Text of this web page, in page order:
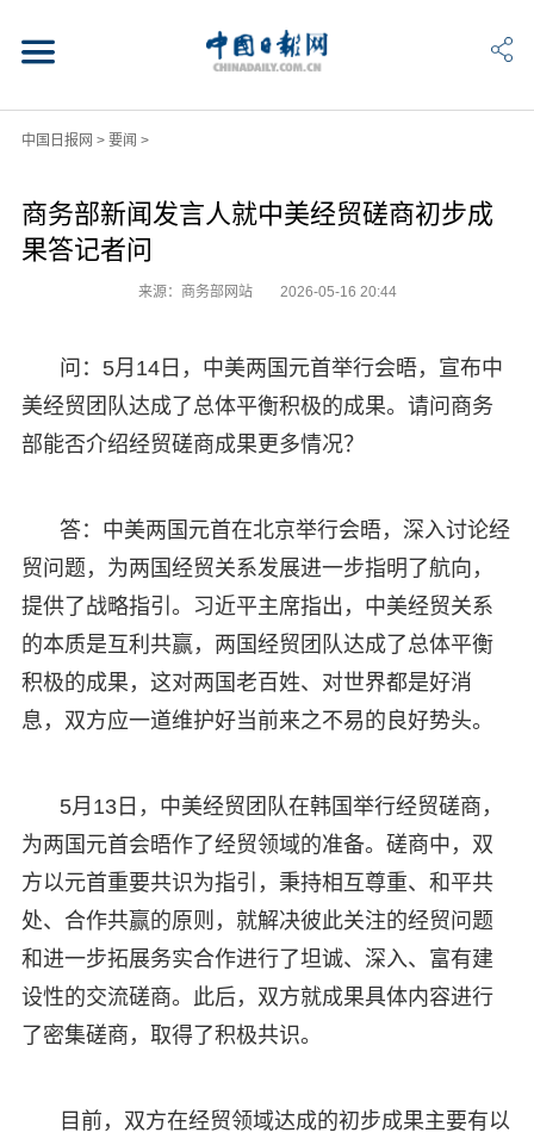
中国日报网 > 要闻 >
商务部新闻发言人就中美经贸磋商初步成
果答记者问
来源：商务部网站 2026-05-16 20:44
问：5月14日，中美两国元首举行会晤，宣布中
美经贸团队达成了总体平衡积极的成果。请问商务
部能否介绍经贸磋商成果更多情况？
答：中美两国元首在北京举行会晤，深入讨论经
贸问题，为两国经贸关系发展进一步指明了航向，
提供了战略指引。习近平主席指出，中美经贸关系
的本质是互利共赢，两国经贸团队达成了总体平衡
积极的成果，这对两国老百姓、对世界都是好消
息，双方应一道维护好当前来之不易的良好势头。
5月13日，中美经贸团队在韩国举行经贸磋商，
为两国元首会晤作了经贸领域的准备。磋商中，双
方以元首重要共识为指引，秉持相互尊重、和平共
处、合作共赢的原则，就解决彼此关注的经贸问题
和进一步拓展务实合作进行了坦诚、深入、富有建
设性的交流磋商。此后，双方就成果具体内容进行
了密集磋商，取得了积极共识。
目前，双方在经贸领域达成的初步成果主要有以